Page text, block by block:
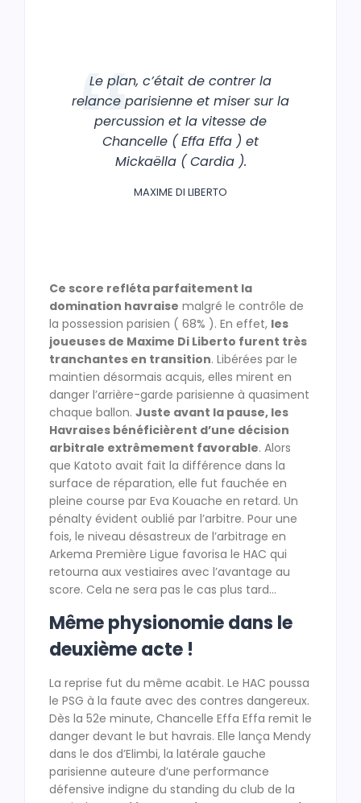
Le plan, c’était de contrer la
relance parisienne et miser sur la
percussion et la vitesse de
Chancelle ( Effa Effa ) et
Mickaëlla ( Cardia ).
MAXIME DI LIBERTO
Ce score refléta parfaitement la
domination havraise malgré le contrôle de
la possession parisien ( 68% ). En effet, les
joueuses de Maxime Di Liberto furent très
tranchantes en transition. Libérées par le
maintien désormais acquis, elles mirent en
danger l’arrière-garde parisienne à quasiment
chaque ballon. Juste avant la pause, les
Havraises bénéficièrent d’une décision
arbitrale extrêmement favorable. Alors
que Katoto avait fait la différence dans la
surface de réparation, elle fut fauchée en
pleine course par Eva Kouache en retard. Un
pénalty évident oublié par l’arbitre. Pour une
fois, le niveau désastreux de l’arbitrage en
Arkema Première Ligue favorisa le HAC qui
retourna aux vestiaires avec l’avantage au
score. Cela ne sera pas le cas plus tard…
Même physionomie dans le
deuxième acte !
La reprise fut du même acabit. Le HAC poussa
le PSG à la faute avec des contres dangereux.
Dès la 52e minute, Chancelle Effa Effa remit le
danger devant le but havrais. Elle lança Mendy
dans le dos d’Elimbi, la latérale gauche
parisienne auteure d’une performance
défensive indigne du standing du club de la